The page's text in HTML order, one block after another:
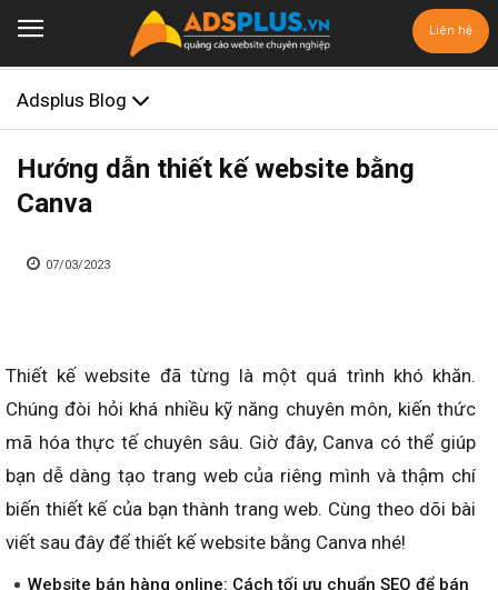
Liên hệ
Adsplus Blog
Hướng dẫn thiết kế website bằng
Canva
07/03/2023
Thiết kế website đã từng là một quá trình khó khăn.
Chúng đòi hỏi khá nhiều kỹ năng chuyên môn, kiến thức
mã hóa thực tế chuyên sâu. Giờ đây, Canva có thể giúp
bạn dễ dàng tạo trang web của riêng mình và thậm chí
biến thiết kế của bạn thành trang web. Cùng theo dõi bài
viết sau đây để thiết kế website bằng Canva nhé!
Website bán hàng online: Cách tối ưu chuẩn SEO để bán